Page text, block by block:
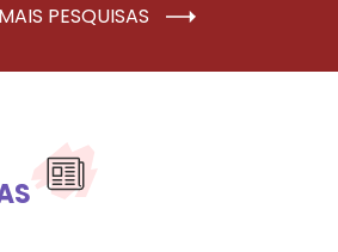
PESQUISAS